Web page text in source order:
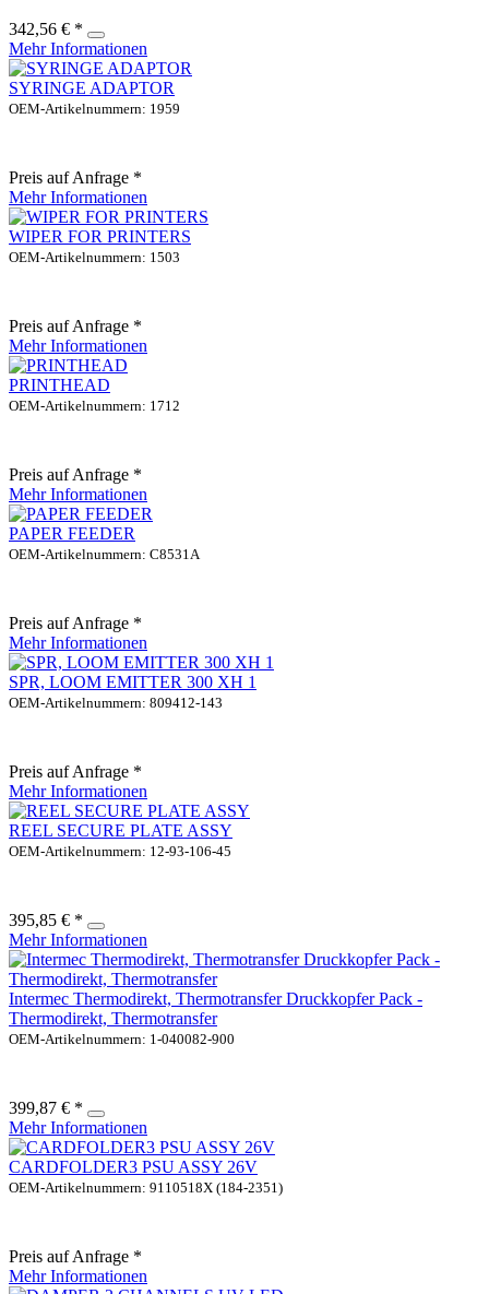
342,56 € *
Mehr Informationen
SYRINGE ADAPTOR
OEM-Artikelnummern: 1959
Preis auf Anfrage *
Mehr Informationen
WIPER FOR PRINTERS
OEM-Artikelnummern: 1503
Preis auf Anfrage *
Mehr Informationen
PRINTHEAD
OEM-Artikelnummern: 1712
Preis auf Anfrage *
Mehr Informationen
PAPER FEEDER
OEM-Artikelnummern: C8531A
Preis auf Anfrage *
Mehr Informationen
SPR, LOOM EMITTER 300 XH 1
OEM-Artikelnummern: 809412-143
Preis auf Anfrage *
Mehr Informationen
REEL SECURE PLATE ASSY
OEM-Artikelnummern: 12-93-106-45
395,85 € *
Mehr Informationen
Intermec Thermodirekt, Thermotransfer Druckkopfer Pack -
Thermodirekt, Thermotransfer
OEM-Artikelnummern: 1-040082-900
399,87 € *
Mehr Informationen
CARDFOLDER3 PSU ASSY 26V
OEM-Artikelnummern: 9110518X (184-2351)
Preis auf Anfrage *
Mehr Informationen